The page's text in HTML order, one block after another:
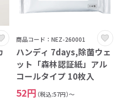
商品コード：NEZ-260001
ハンディ 7days,除菌ウェ
ット「森林認証紙」アル
コールタイプ 10枚入
52円 （税込:57円）～